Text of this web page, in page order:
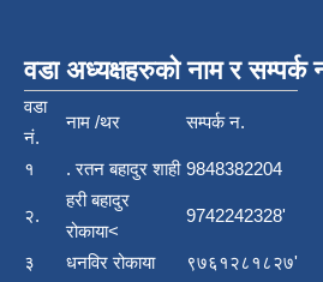
वडा अध्यक्षहरुको नाम र सम्पर्क
वडा
नं.
नाम /थर सम्पर्क न.
१ . रतन बहादुर शाही 9848382204
२.
हरी बहादुर
रोकाया<
9742242328'
३ धनविर रोकाया
९७६१२८१८२७'